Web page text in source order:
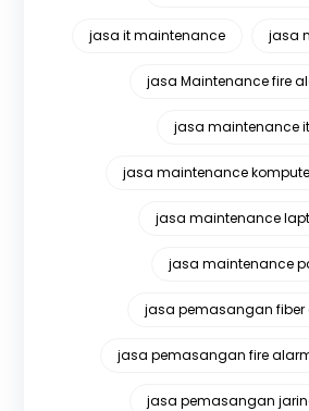
jasa it maintenance jasa
jasa Maintenance fire
jasa maintenance it
jasa maintenance
jasa maintenance
jasa maintenance
jasa pemasangan fiber
jasa pemasangan fire
jasa pemasangan